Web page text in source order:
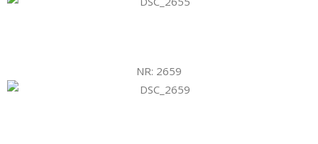
NR: 2659